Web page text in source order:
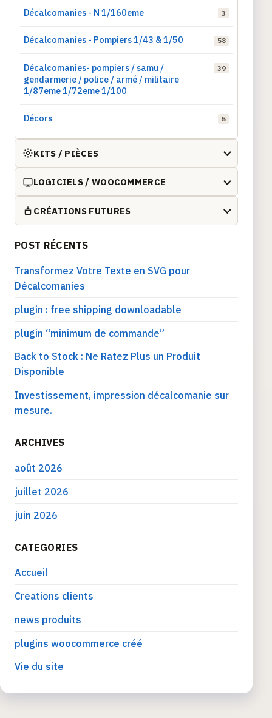
Décalcomanies - N 1/160eme 3
Décalcomanies - Pompiers 1/43 & 1/50 58
Décalcomanies- pompiers / samu /
gendarmerie / police / armé / militaire
1/87eme 1/72eme 1/100
39
Décors 5
KITS / PIÈCES
LOGICIELS / WOOCOMMERCE
CRÉATIONS FUTURES
POST RÉCENTS
Transformez Votre Texte en SVG pour
Décalcomanies
plugin : free shipping downloadable
plugin “minimum de commande”
Back to Stock : Ne Ratez Plus un Produit
Disponible
Investissement, impression décalcomanie sur
mesure.
ARCHIVES
août 2026
juillet 2026
juin 2026
CATEGORIES
Accueil
Creations clients
news produits
plugins woocommerce créé
Vie du site